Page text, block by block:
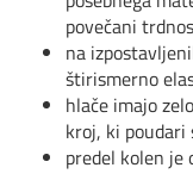
povečani
na
štirismerno
hlače imajo
kroj, ki
predel kolen je